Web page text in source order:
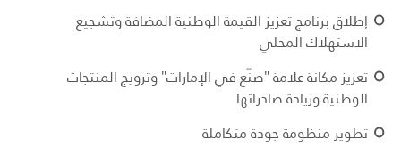
إطلاق برنامج تعزيز القيمة الوطنية المضافة وتشجيع
الاستهلاك المحلي
تعزيز مكانة علامة "صنّع في الإمارات" وترويج المنتجات
الوطنية وزيادة صادراتها
تطوير منظومة جودة متكاملة